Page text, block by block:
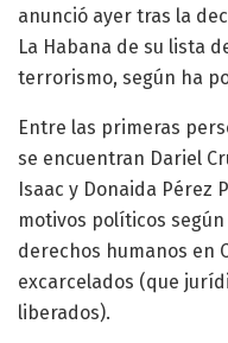
anunció ayer tras la
La Habana de su lista
terrorismo, según ha
Entre las primeras
se encuentran Dariel
Isaac y Donaida Pérez
motivos políticos
derechos humanos en
excarcelados (que
liberados).